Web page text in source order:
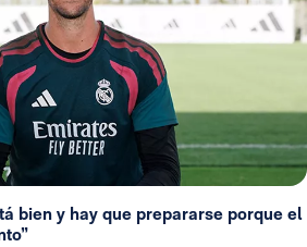
bien y hay que prepararse porque el